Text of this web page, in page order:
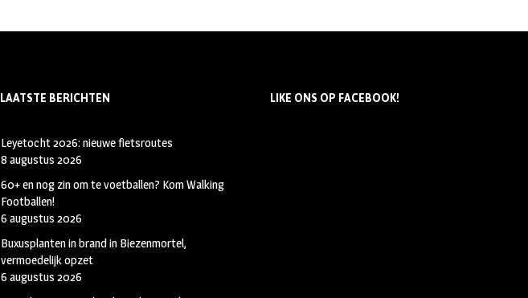
LAATSTE BERICHTEN
Leyetocht 2026: nieuwe fietsroutes
8 augustus 2026
60+ en nog zin om te voetballen? Kom Walking
Footballen!
6 augustus 2026
Buxusplanten in brand in Biezenmortel,
vermoedelijk opzet
6 augustus 2026
LIKE ONS OP FACEBOOK!